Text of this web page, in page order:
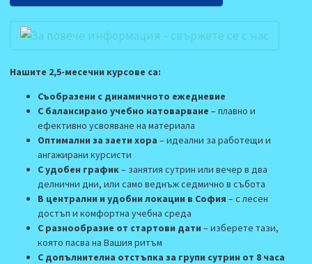
Нашите 2,5-месечни курсове са:
Съобразени с динамичното ежедневие
С балансирано учебно натоварване – плавно и
ефективно усвояване на материала
Оптимални за заети хора – идеални за работещи и
ангажирани курсисти
С удобен график – занятия сутрин или вечер в два
делнични дни, или само веднъж седмично в събота
В централни и удобни локации в София – с лесен
достъп и комфортна учебна среда
С разнообразие от стартови дати – изберете тази,
която пасва на Вашия ритъм
С допълнителна отстъпка за групи сутрин от 8 часа